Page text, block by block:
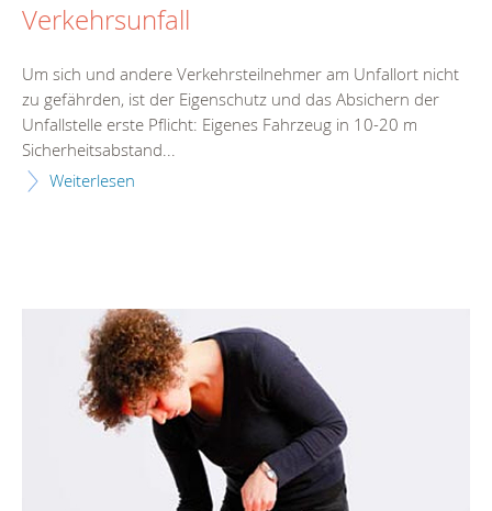
Verkehrsunfall
Um sich und andere Verkehrsteilnehmer am Unfallort nicht
zu gefährden, ist der Eigenschutz und das Absichern der
Unfallstelle erste Pflicht: Eigenes Fahrzeug in 10-20 m
Sicherheitsabstand...
Weiterlesen